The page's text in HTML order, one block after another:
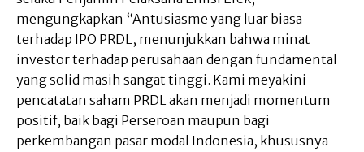
mengungkapkan “Antusiasme yang luar biasa
terhadap IPO PRDL, menunjukkan bahwa minat
investor terhadap perusahaan dengan fundamental
yang solid masih sangat tinggi. Kami meyakini
pencatatan saham PRDL akan menjadi momentum
positif, baik bagi Perseroan maupun bagi
perkembangan pasar modal Indonesia, khususnya